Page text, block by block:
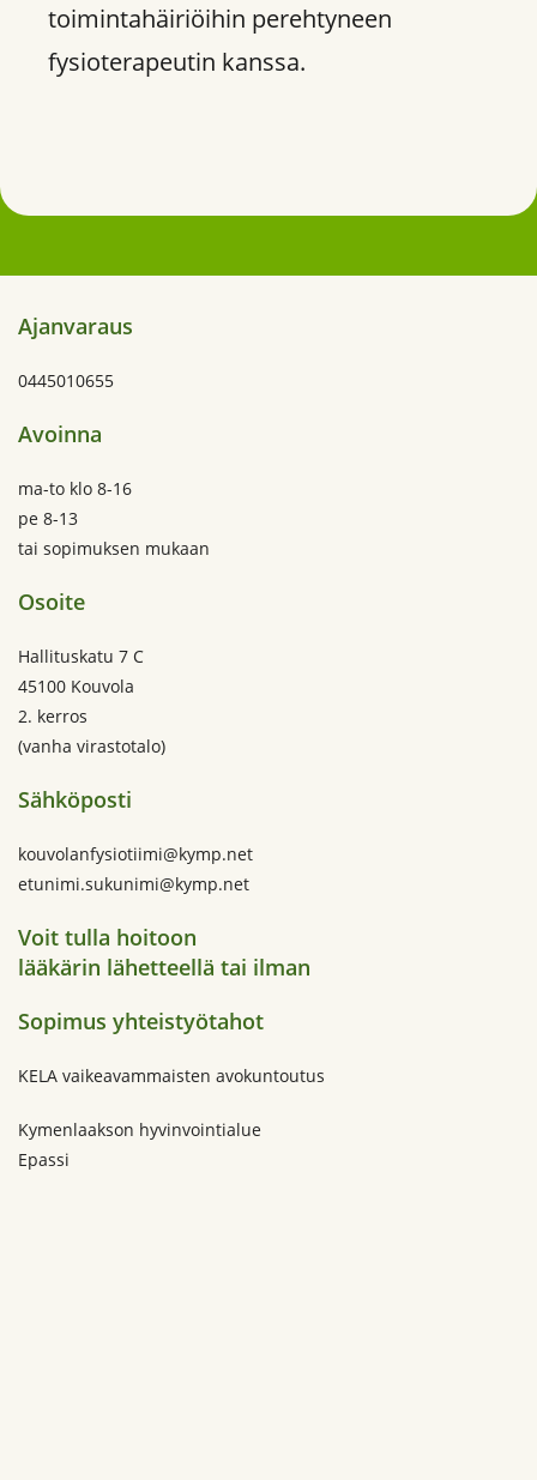
toimintahäiriöihin perehtyneen
fysioterapeutin kanssa.
Ajanvaraus
0445010655
Avoinna
ma-to klo 8-16
pe 8-13
tai sopimuksen mukaan
Osoite
Hallituskatu 7 C
45100 Kouvola
2. kerros
(vanha virastotalo)
Sähköposti
kouvolanfysiotiimi@kymp.net
etunimi.sukunimi@kymp.net
Voit tulla hoitoon
lääkärin lähetteellä tai ilman
Sopimus yhteistyötahot
KELA vaikeavammaisten avokuntoutus
Kymenlaakson hyvinvointialue
Epassi